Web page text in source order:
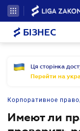
БІЗНЕС
Ця сторінка
Перейти на
Корпоративное
Имеют ли